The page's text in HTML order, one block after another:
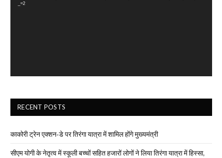
_=2
RECENT POSTS
काकोरी ट्रेन एक्शन-डे पर तिरंगा यात्रा में शामिल होंगे मुख्यमंत्री
सीएम योगी के नेतृत्व में स्कूली बच्चों सहित हजारों लोगों ने लिया तिरंगा यात्रा में हिस्सा,